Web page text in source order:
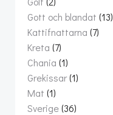
Gott och blandat (13)
Kattifnattarna (7)
Kreta (7)
Chania (1)
Grekissar(1)
Mat (1)
Sverige(36)